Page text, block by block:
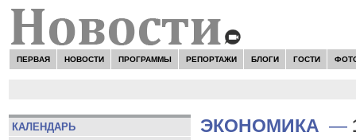
ПЕРВАЯ НОВОСТИ ПРОГРАММЫ РЕПОРТАЖИ БЛОГИ ГОСТИ
КАЛЕНДАРЬ ЭКОНОМИКА —